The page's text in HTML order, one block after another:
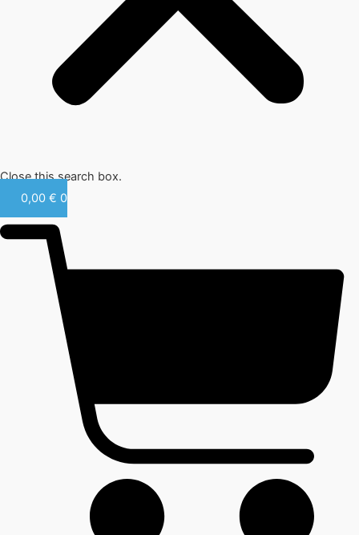
Close this search box.
0,00 € 0